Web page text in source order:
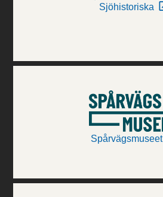
Sjöhistoriska
Spårvägsmuseet